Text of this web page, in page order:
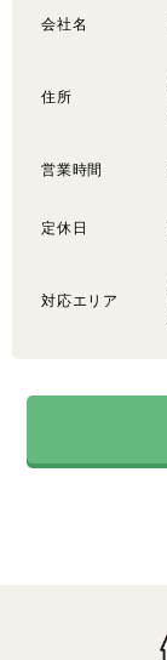
会社名
住所
営業時間
定休日
対応エリア